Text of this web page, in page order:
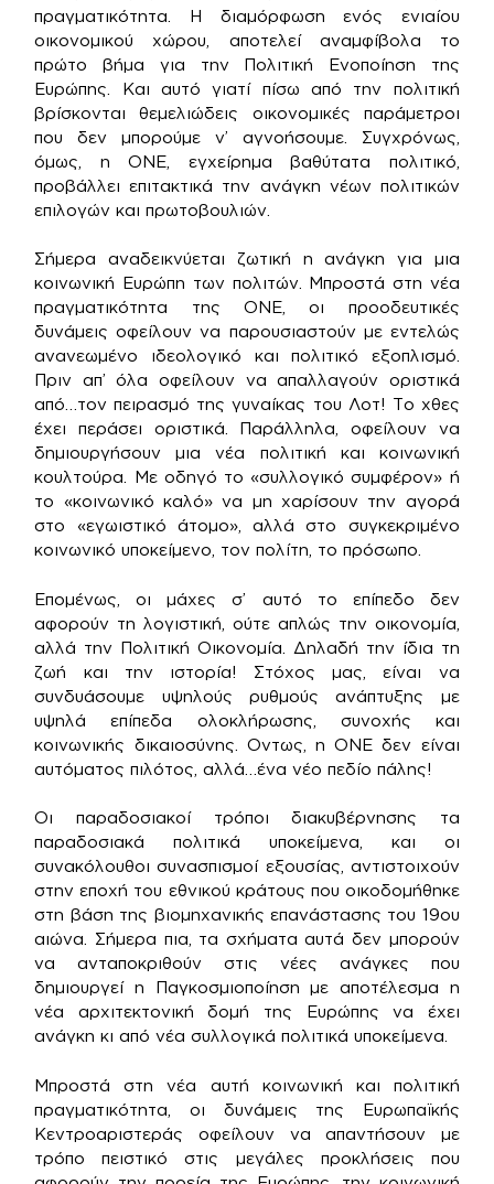
πραγματικότητα. Η διαμόρφωση ενός ενιαίου
οικονομικού χώρου, αποτελεί αναμφίβολα το
πρώτο βήμα για την Πολιτική Ενοποίηση της
Ευρώπης. Και αυτό γιατί πίσω από την πολιτική
βρίσκονται θεμελιώδεις οικονομικές παράμετροι
που δεν μπορούμε ν’ αγνοήσουμε. Συγχρόνως,
όμως, η ΟΝΕ, εγχείρημα βαθύτατα πολιτικό,
προβάλλει επιτακτικά την ανάγκη νέων πολιτικών
επιλογών και πρωτοβουλιών.
Σήμερα αναδεικνύεται ζωτική η ανάγκη για μια
κοινωνική Ευρώπη των πολιτών. Μπροστά στη νέα
πραγματικότητα της ΟΝΕ, οι προοδευτικές
δυνάμεις οφείλουν να παρουσιαστούν με εντελώς
ανανεωμένο ιδεολογικό και πολιτικό εξοπλισμό.
Πριν απ’ όλα οφείλουν να απαλλαγούν οριστικά
από…τον πειρασμό της γυναίκας του Λοτ! Το χθες
έχει περάσει οριστικά. Παράλληλα, οφείλουν να
δημιουργήσουν μια νέα πολιτική και κοινωνική
κουλτούρα. Με οδηγό το «συλλογικό συμφέρον» ή
το «κοινωνικό καλό» να μη χαρίσουν την αγορά
στο «εγωιστικό άτομο», αλλά στο συγκεκριμένο
κοινωνικό υποκείμενο, τον πολίτη, το πρόσωπο.
Επομένως, οι μάχες σ’ αυτό το επίπεδο δεν
αφορούν τη λογιστική, ούτε απλώς την οικονομία,
αλλά την Πολιτική Οικονομία. Δηλαδή την ίδια τη
ζωή και την ιστορία! Στόχος μας, είναι να
συνδυάσουμε υψηλούς ρυθμούς ανάπτυξης με
υψηλά επίπεδα ολοκλήρωσης, συνοχής και
κοινωνικής δικαιοσύνης. Οντως, η ΟΝΕ δεν είναι
αυτόματος πιλότος, αλλά…ένα νέο πεδίο πάλης!
Οι παραδοσιακοί τρόποι διακυβέρνησης τα
παραδοσιακά πολιτικά υποκείμενα, και οι
συνακόλουθοι συνασπισμοί εξουσίας, αντιστοιχούν
στην εποχή του εθνικού κράτους που οικοδομήθηκε
στη βάση της βιομηχανικής επανάστασης του 19ου
αιώνα. Σήμερα πια, τα σχήματα αυτά δεν μπορούν
να ανταποκριθούν στις νέες ανάγκες που
δημιουργεί η Παγκοσμιοποίηση με αποτέλεσμα η
νέα αρχιτεκτονική δομή της Ευρώπης να έχει
ανάγκη κι από νέα συλλογικά πολιτικά υποκείμενα.
Μπροστά στη νέα αυτή κοινωνική και πολιτική
πραγματικότητα, οι δυνάμεις της Ευρωπαϊκής
Κεντροαριστεράς οφείλουν να απαντήσουν με
τρόπο πειστικό στις μεγάλες προκλήσεις που